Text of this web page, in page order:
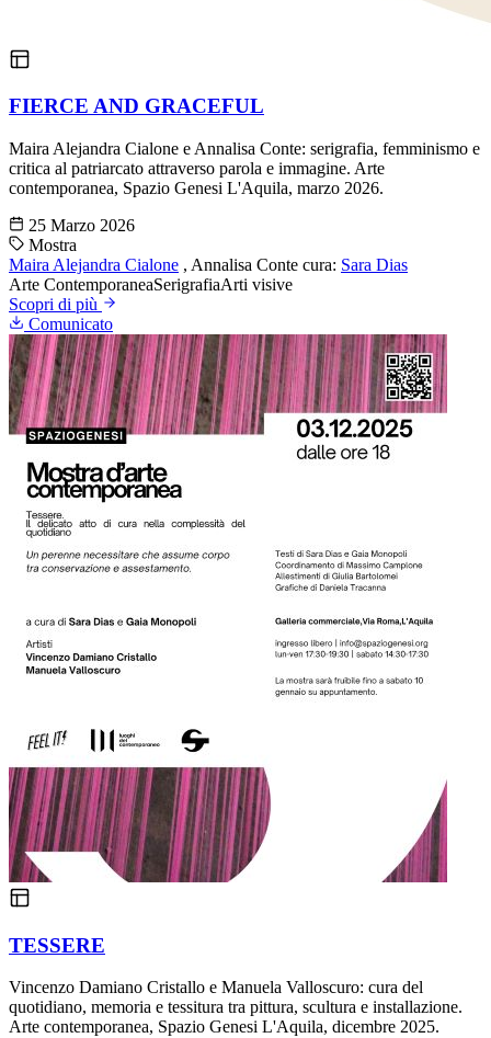
FIERCE AND GRACEFUL
Maira Alejandra Cialone e Annalisa Conte: serigrafia, femminismo e
critica al patriarcato attraverso parola e immagine. Arte
contemporanea, Spazio Genesi L'Aquila, marzo 2026.
25 Marzo 2026
Mostra
Maira Alejandra Cialone , Annalisa Conte cura: Sara Dias
Arte ContemporaneaSerigrafiaArti visive
Scopri di più
Comunicato
TESSERE
Vincenzo Damiano Cristallo e Manuela Valloscuro: cura del
quotidiano, memoria e tessitura tra pittura, scultura e installazione.
Arte contemporanea, Spazio Genesi L'Aquila, dicembre 2025.